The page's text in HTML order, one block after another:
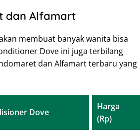
dan Alfamart
membuat banyak wanita bisa
Dove ini juga terbilang
dan Alfamart terbaru yang
Dove
Harga
(Rp)